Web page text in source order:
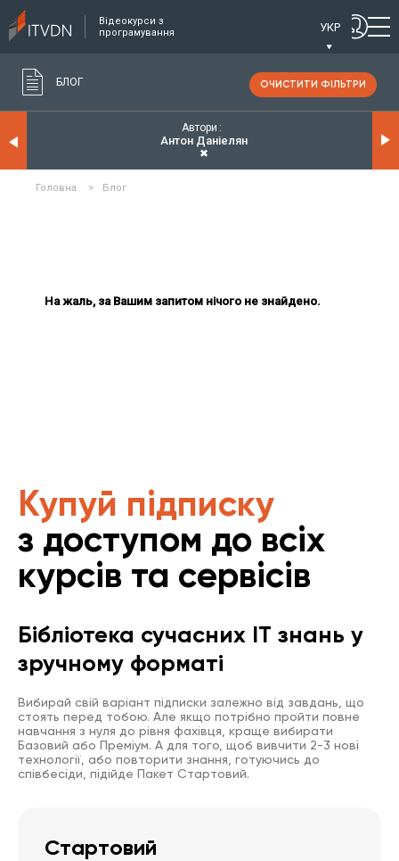
Відеокурси з
програмування
УКР
БЛОГ ОЧИСТИТИ ФІЛЬТРИ
Автори
Антон Даніелян
✖
Головна > Блог
На жаль, за Вашим запитом нічого не знайдено.
Купуй підписку
з доступом до всіх
курсів та сервісів
Бібліотека сучасних IT знань у
зручному форматі
Вибирай свій варіант підписки залежно від завдань, що
стоять перед тобою. Але якщо потрібно пройти повне
навчання з нуля до рівня фахівця, краще вибирати
Базовий або Преміум. А для того, щоб вивчити 2-3 нові
технології, або повторити знання, готуючись до
співбесіди, підійде Пакет Стартовий.
Стартовий